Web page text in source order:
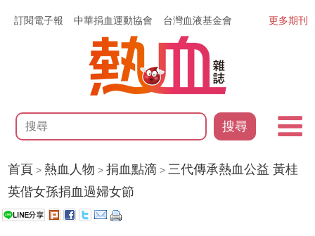
訂閱電子報 中華捐血運動協會 台灣血液基金會
搜尋
更多期刊
首頁 >熱血人物 >捐血點滴 > 三代傳承熱血公益 黃桂
英偕女孫捐血過婦女節